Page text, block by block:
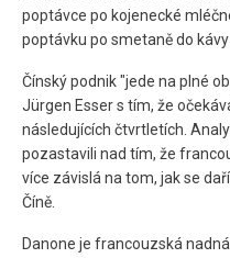
poptávce po kojenecké
poptávku po smetaně do
Čínský podnik "jede na plné
Jürgen Esser s tím, že
následujících čtvrtletích.
pozastavili nad tím, že
více závislá na tom, jak se
Číně.
Danone je francouzská